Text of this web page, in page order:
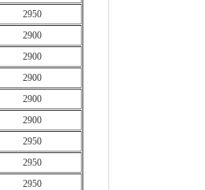
2950
2900
2900
2900
2900
2900
2950
2950
2950